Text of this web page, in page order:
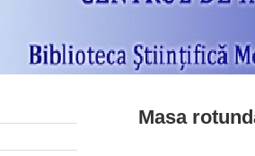
Masa